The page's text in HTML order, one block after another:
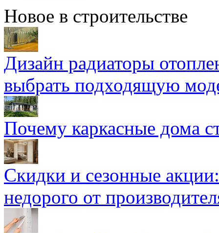
Новое в строительстве
Дизайн радиаторы
выбрать подходящую
Почему каркасные дома
Скидки и сезонные
недорого от